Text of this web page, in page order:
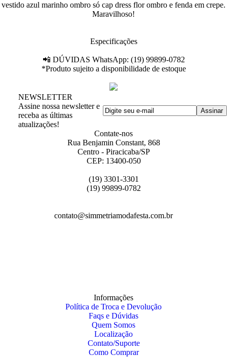
vestido azul marinho ombro só cap dress flor ombro e fenda em crepe.
Maravilhoso!
Especificações
📲 DÚVIDAS WhatsApp: (19) 99899-0782
*Produto sujeito a disponibilidade de estoque
NEWSLETTER
Assine nossa newsletter e
receba as últimas
atualizações!
Contate-nos
Rua Benjamin Constant, 868
Centro - Piracicaba/SP
CEP: 13400-050
(19) 3301-3301
(19) 99899-0782
contato@simmetriamodafesta.com.br
Informações
Política de Troca e Devolução
Faqs e Dúvidas
Quem Somos
Localização
Contato/Suporte
Como Comprar